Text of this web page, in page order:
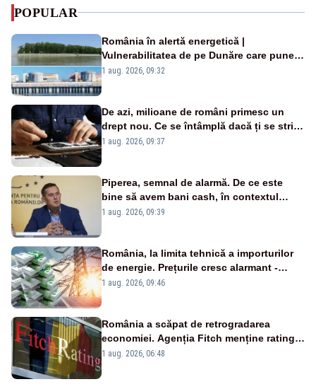
POPULAR
România în alertă energetică |
Vulnerabilitatea de pe Dunăre care pune
în pericol Centrala Cernavodă era
1 aug. 2026, 09:32
De azi, milioane de români primesc un
drept nou. Ce se întâmplă dacă ți se strică
un produs
1 aug. 2026, 09:37
Piperea, semnal de alarmă. De ce este
bine să avem bani cash, în contextul
alertei energetice?
1 aug. 2026, 09:39
România, la limita tehnică a importurilor
de energie. Prețurile cresc alarmant -
Analiză Realitatea Plus
1 aug. 2026, 09:46
România a scăpat de retrogradarea
economiei. Agenția Fitch menține ratingul
„BBB-” cu perspectivă negativă
1 aug. 2026, 06:48